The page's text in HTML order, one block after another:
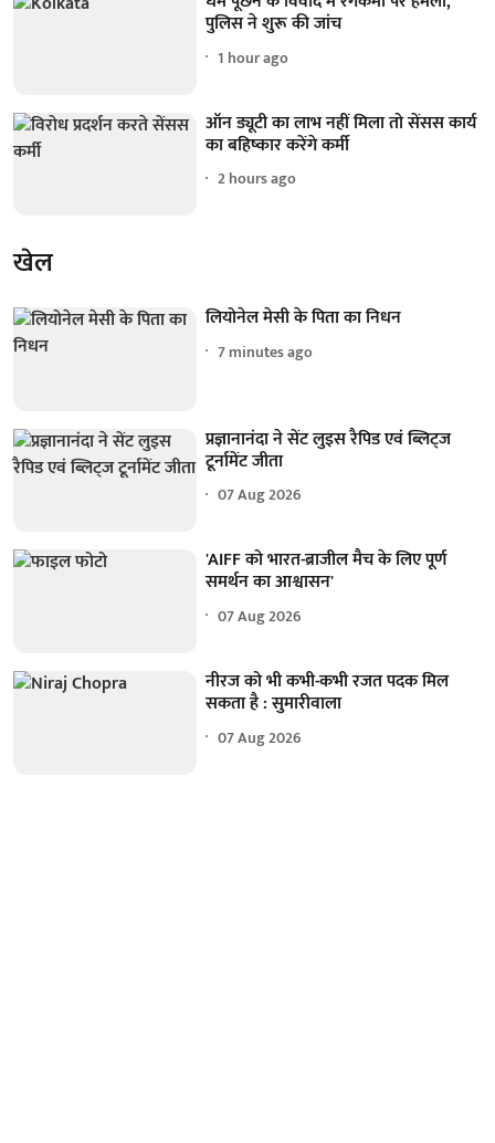
पुलिस ने शुरू की जांच
1 hour ago
ऑन ड्यूटी का लाभ नहीं मिला तो सेंसस कार्य
का बहिष्कार करेंगे कर्मी
2 hours ago
खेल
लियोनेल मेसी के पिता का निधन
7 minutes ago
प्रज्ञानानंदा ने सेंट लुइस रैपिड एवं ब्लिट्ज
टूर्नामेंट जीता
07 Aug 2026
'AIFF को भारत-ब्राजील मैच के लिए पूर्ण
समर्थन का आश्वासन'
07 Aug 2026
नीरज को भी कभी-कभी रजत पदक मिल
सकता है : सुमारीवाला
07 Aug 2026